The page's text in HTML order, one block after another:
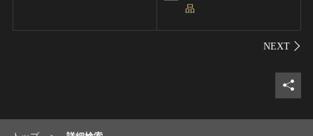
品
シェ